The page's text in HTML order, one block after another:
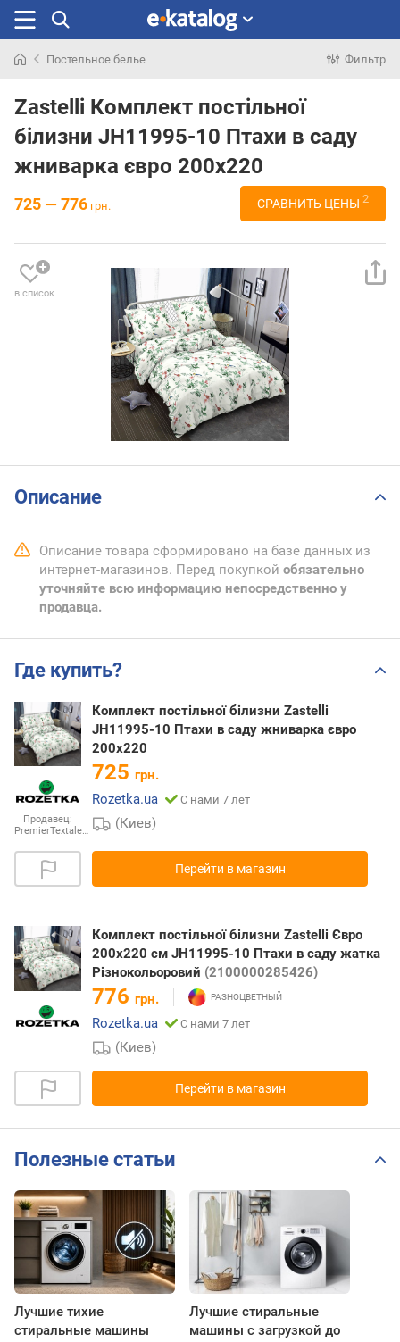
раньше
Постельное белье Фильтр
Zastelli Комплект постільної
білизни JH11995-10 Птахи в саду
жниварка євро 200х220
725 — 776 грн. СРАВНИТЬ ЦЕНЫ 2
в список
Описание
Описание товара сформировано на базе данных из
интернет-магазинов. Перед покупкой обязательно
уточняйте всю информацию непосредственно у
продавца.
Где купить?
Продавец:
PremierTextale…
Комплект постільної білизни Zastelli
JH11995-10 Птахи в саду жниварка євро
200х220
725 грн.
Rozetka.ua
С нами 7 лет
(Киев)
Перейти в магазин
Комплект постільної білизни Zastelli Євро
200х220 см JH11995-10 Птахи в саду жатка
Різнокольоровий (2100000285426)
776 грн.
Rozetka.ua
С нами 7 лет
(Киев)
Перейти в магазин
Полезные статьи
Лучшие тихие
стиральные машины
Лучшие стиральные
машины с загрузкой до